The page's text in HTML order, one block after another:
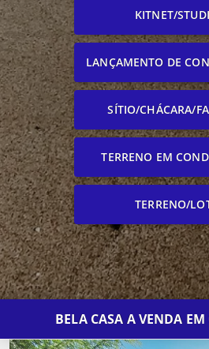
KITNET/
LANÇAMENTO DE
SÍTIO/CHÁCARA/
TERRENO EM
TERRENO/
BELA CASA A VENDA